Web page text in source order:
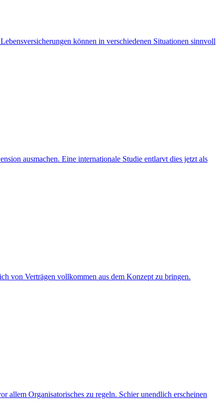
können in verschiedenen Situationen sinnvoll
ausmachen. Eine internationale Studie entlarvt dies jetzt als
von Verträgen vollkommen aus dem Konzept zu bringen.
allem Organisatorisches zu regeln. Schier unendlich erscheinen